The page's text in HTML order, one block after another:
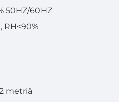
50HZ/60HZ
RH<90%
metriä